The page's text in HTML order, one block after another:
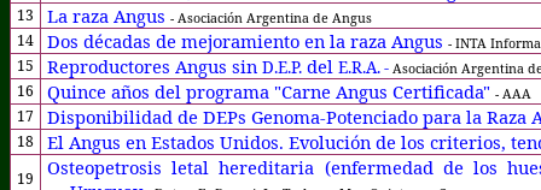
13 La raza Angus - Asociación Argentina de Angus
14 Dos décadas de mejoramiento en la raza Angus - INTA Informa
15 Reproductores Angus sin D.E.P.del E.R.A. - Asociación Argentina
16 Quince años del programa "Carne Angus Certificada" - AAA
17 Disponibilidad de DEPs Genoma-Potenciado para la Raza
18 El Angus en Estados Unidos. Evolución de los criterios,
19
Osteopetrosis letal hereditaria (enfermedad de los